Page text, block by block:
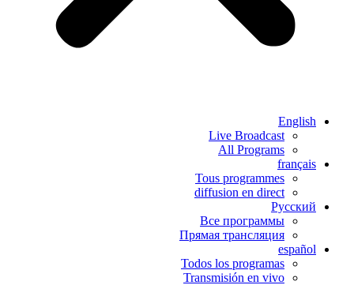
English
Live Broadcast
All Programs
français
Tous programmes
diffusion en direct
Русский
Все программы
Прямая трансляция
español
Todos los programas
Transmisión en vivo